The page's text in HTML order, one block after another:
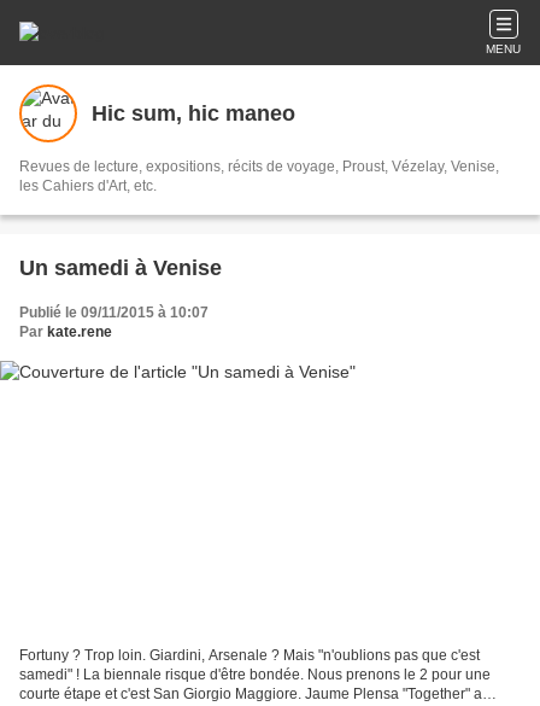
MENU
Hic sum, hic maneo
Revues de lecture, expositions, récits de voyage, Proust, Vézelay, Venise,
les Cahiers d'Art, etc.
Un samedi à Venise
Publié le 09/11/2015 à 10:07
Par kate.rene
Fortuny ? Trop loin. Giardini, Arsenale ? Mais "n'oublions pas que c'est
samedi" ! La biennale risque d'être bondée. Nous prenons le 2 pour une
courte étape et c'est San Giorgio Maggiore. Jaume Plensa "Together" a